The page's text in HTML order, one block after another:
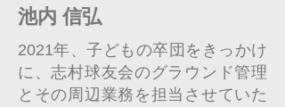
池内 信弘
2021年、子どもの卒団をきっかけ
に、志村球友会のグラウンド管理
とその周辺業務を担当させていた